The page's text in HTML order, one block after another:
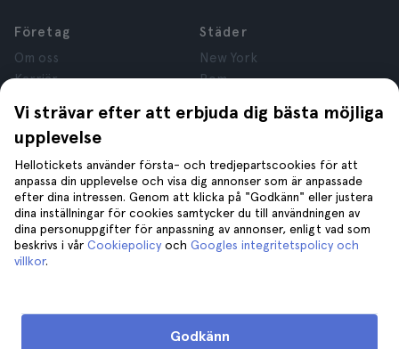
Vi strävar efter att erbjuda dig bästa möjliga
upplevelse
Hellotickets använder första- och tredjepartscookies för att
anpassa din upplevelse och visa dig annonser som är anpassade
efter dina intressen. Genom att klicka på "Godkänn" eller justera
dina inställningar för cookies samtycker du till användningen av
dina personuppgifter för anpassning av annonser, enligt vad som
beskrivs i vår Cookiepolicy och Googles integritetspolicy och
villkor.
Godkänn
Företag
Om oss
Karriär
Recensioner
Sekretess
Regler och villkor
Juridisk Rådgivning
Cookies
Städer
New York
Rom
London
Kraków
Tenerife
Hjälp
Gå med oss på